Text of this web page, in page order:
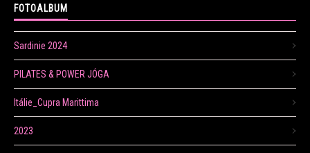
Update cookies preferences
FOTOALBUM
Sardinie 2024
PILATES & POWER JÓGA
Itálie_Cupra Marittima
2023